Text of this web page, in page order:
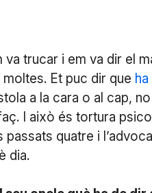
trucar i em va dir el
moltes. Et puc dir que
a la cara o al cap,
I això és tortura
quatre i
dia.